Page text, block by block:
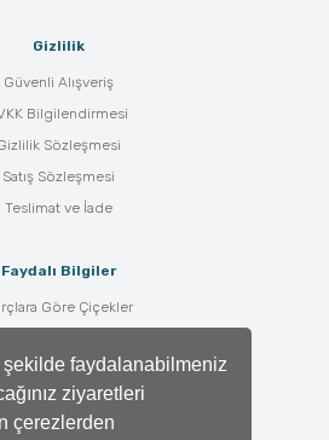
faydalanabilmeniz
ziyaretleri
çerezlerden
Gizlilik
Güvenli Alışveriş
Bilgilendirmesi
Sözleşmesi
Satış Sözleşmesi
Teslimat ve İade
Faydalı Bilgiler
Göre Çiçekler
Çiçek Anlamları
Tüm Blog Yazıları